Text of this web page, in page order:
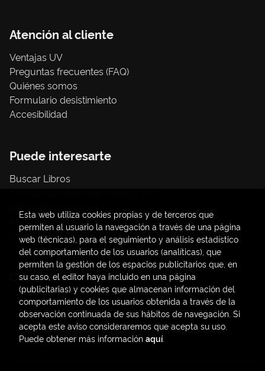
Atención al cliente
Ventajas UV
Preguntas frecuentes (FAQ)
Quiénes somos
Formulario desistimiento
Accesibilidad
Puede interesarte
Buscar Libros
Papelería / material oficina
Consumo Sostenible
Contacto
C/ Amadeo de Saboya, 4
(+34) 963828968
latendauv@fundacio.es
Formulario de contacto
Esta web utiliza cookies propias y de terceros que
permiten al usuario la navegación a través de una página
web (técnicas), para el seguimiento y análisis estadístico
del comportamiento de los usuarios (analíticas), que
permiten la gestión de los espacios publicitarios que, en
su caso, el editor haya incluido en una página
(publicitarias) y cookies que almacenan información del
comportamiento de los usuarios obtenida a través de la
observación continuada de sus hábitos de navegación. Si
acepta este aviso consideraremos que acepta su uso.
Puede obtener más información aquí.